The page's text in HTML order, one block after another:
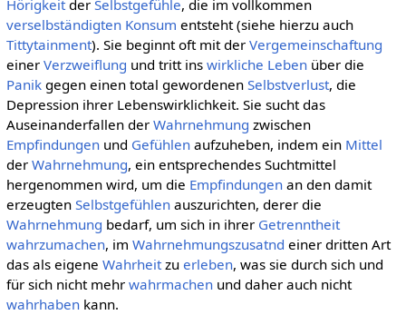
Hörigkeitder Selbstgefühle, die im vollkommen
verselbständigten Konsum entsteht (siehe hierzu auch
Tittytainment). Sie beginnt oft mit der Vergemeinschaftung
einer Verzweiflung und tritt ins wirkliche Lebenüber die
Panikgegen einen total gewordenen Selbstverlust, die
Depression ihrer Lebenswirklichkeit. Sie sucht das
Auseinanderfallen der Wahrnehmung zwischen
Empfindungenund Gefühlenaufzuheben, indem ein Mittel
der Wahrnehmung, ein entsprechendes Suchtmittel
hergenommen wird, um die Empfindungenan den damit
erzeugten Selbstgefühlenauszurichten, derer die
Wahrnehmung bedarf, um sich in ihrer Getrenntheit
wahrzumachen, im Wahrnehmungszusatnd einer dritten Art
das als eigene Wahrheitzu erleben, was sie durch sich und
für sich nicht mehr wahrmachenund daher auch nicht
wahrhabenkann.